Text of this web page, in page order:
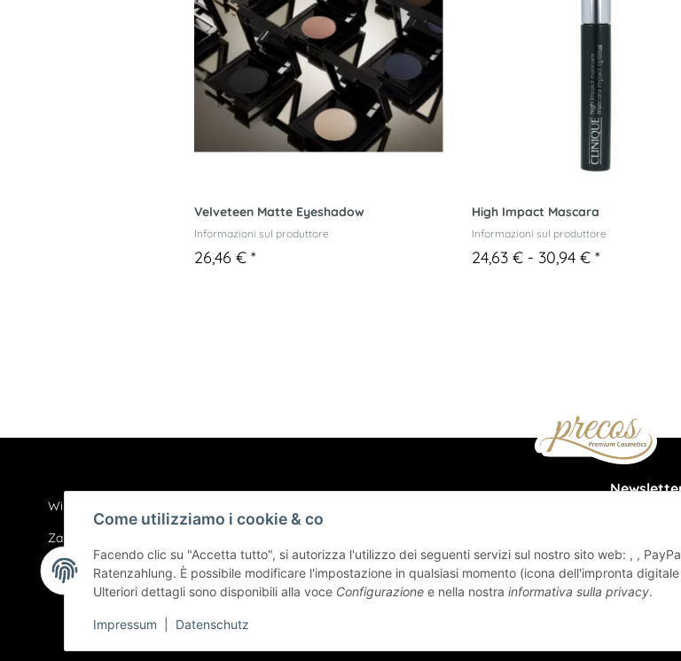
Velveteen Matte Eyeshadow
Informazioni sul produttore
26,46 € *
High Impact Mascara
Informazioni sul produttore
24,63 € - 30,94 € *
Wir über uns
Zahlungsmöglichkeiten
Versand und Lieferung
Sitemap
Impressum
gamma di
con la
Come utilizziamo i cookie & co
Facendo clic su "Accetta tutto", si autorizza l'utilizzo dei seguenti servizi sul nostro sito web: , ,
Ratenzahlung. È possibile modificare l'impostazione in qualsiasi momento (icona dell'impronta
Ulteriori dettagli sono disponibili alla voce Configurazione e nella nostra informativa sulla privacy.
Impressum Datenschutz